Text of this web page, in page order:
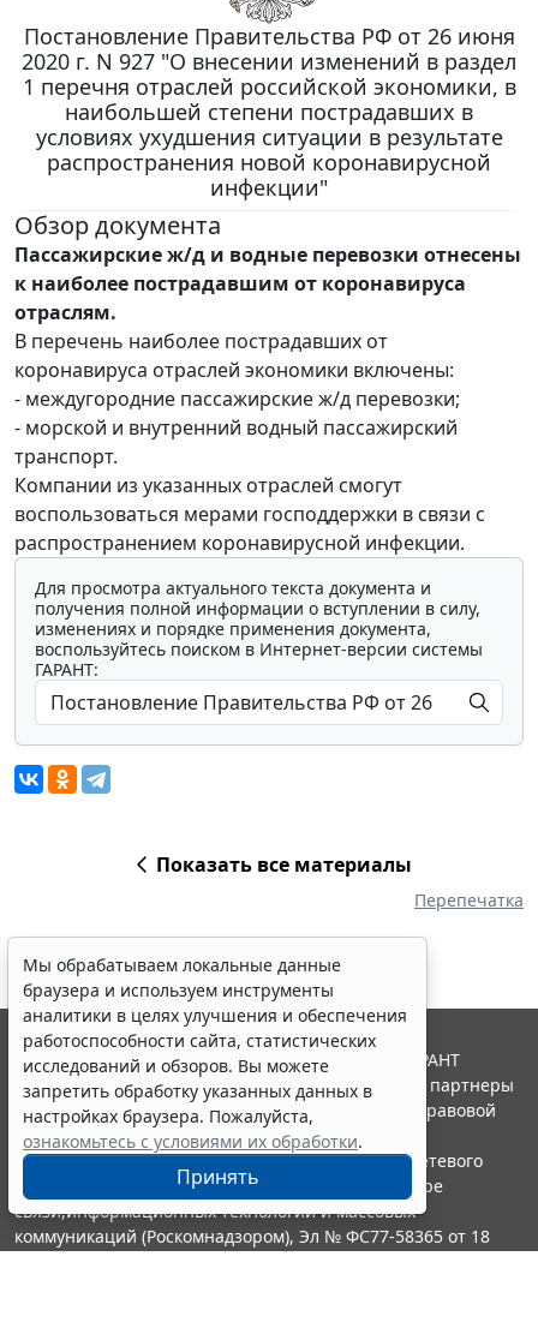
Постановление Правительства РФ от 26 июня
2020 г. N 927 "О внесении изменений в раздел
1 перечня отраслей российской экономики, в
наибольшей степени пострадавших в
условиях ухудшения ситуации в результате
распространения новой коронавирусной
инфекции"
Обзор документа
Пассажирские ж/д и водные перевозки отнесены
к наиболее пострадавшим от коронавируса
отраслям.
В перечень наиболее пострадавших от
коронавируса отраслей экономики включены:
- междугородние пассажирские ж/д перевозки;
- морской и внутренний водный пассажирский
транспорт.
Компании из указанных отраслей смогут
воспользоваться мерами господдержки в связи с
распространением коронавирусной инфекции.
Для просмотра актуального текста документа и
получения полной информации о вступлении в силу,
изменениях и порядке применения документа,
воспользуйтесь поиском в Интернет-версии системы
ГАРАНТ:
Показать все материалы
Перепечатка
Мы обрабатываем локальные данные
браузера и используем инструменты
аналитики в целях улучшения и обеспечения
работоспособности сайта, статистических
исследований и обзоров. Вы можете
запретить обработку указанных данных в
настройках браузера. Пожалуйста,
ознакомьтесь с условиями их обработки.
Принять
© ООО "НПП "ГАРАНТ-СЕРВИС", 2026. Система ГАРАНТ
выпускается с 1990 года. Компания "Гарант" и ее партнеры
являются участниками Российской ассоциации правовой
информации ГАРАНТ.
Портал ГАРАНТ.РУ зарегистрирован в качестве сетевого
издания Федеральной службой по надзору в сфере
связи,информационных технологий и массовых
коммуникаций (Роскомнадзором), Эл № ФС77-58365 от 18